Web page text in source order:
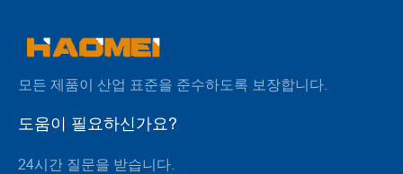
모든 제품이 산업 표준을 준수하도록 보장합니다.
도움이 필요하신가요?
24시간 질문을 받습니다.